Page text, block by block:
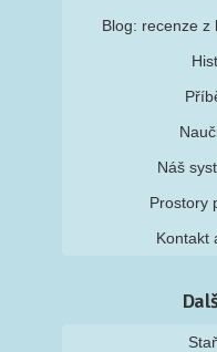
Blog: recenze z
Náš
Prostory
Kontakt